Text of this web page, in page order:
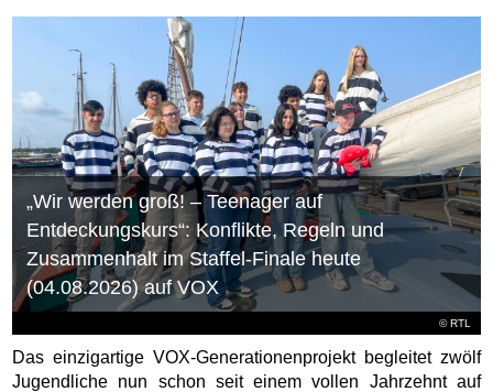
©RTL
„Wir werden groß! – Teenager auf
Entdeckungskurs“: Konflikte, Regeln und
Zusammenhalt im Staffel-Finale heute
(04.08.2026) auf VOX
Das einzigartige VOX-Generationenprojekt begleitet zwölf
Jugendliche nun schon seit einem vollen Jahrzehnt auf